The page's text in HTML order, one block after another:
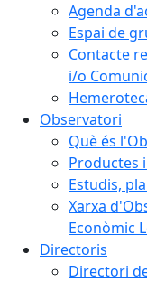
Agenda
Espai de
Contacte
i/o
Observatori
Què és
Productes
Estudis,
Xarxa
Econòmic
Directoris
Directori